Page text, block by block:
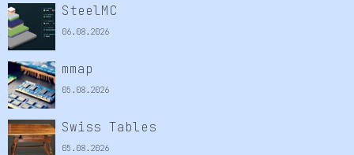
SteelMC
06.08.2026
mmap
05.08.2026
Swiss Tables
05.08.2026